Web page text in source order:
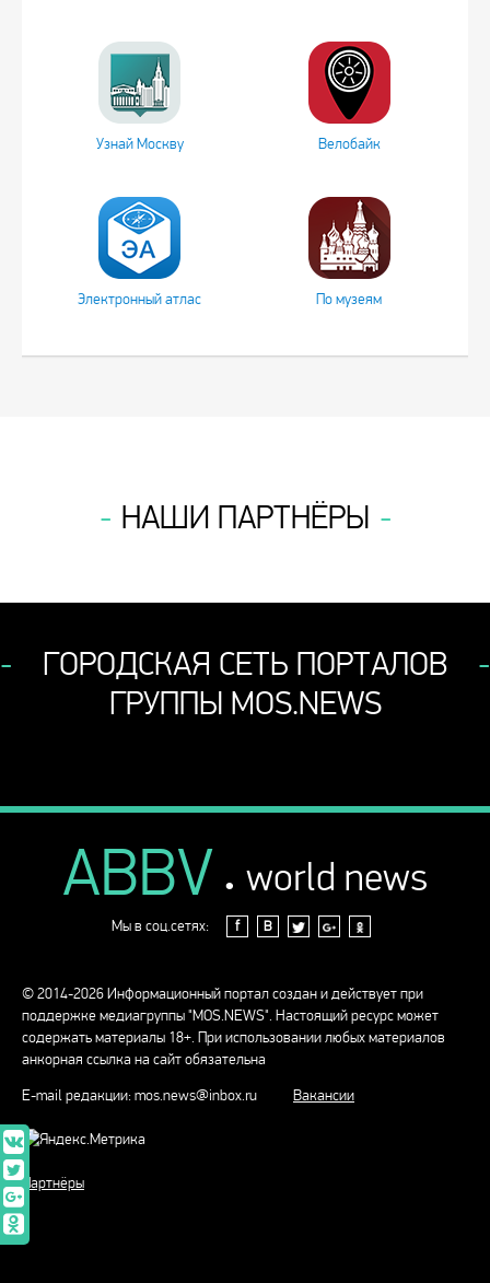
Узнай Москву Велобайк
Электронный атлас По музеям
НАШИ ПАРТНЁРЫ
ГОРОДСКАЯ СЕТЬ ПОРТАЛОВ
ГРУППЫ MOS.NEWS
ABBV . world news
Мы в соц.сетях: f В
© 2014-2026 Информационный портал создан и действует при
поддержке медиагруппы "MOS.NEWS". Настоящий ресурс может
содержать материалы 18+. При использовании любых материалов
анкорная ссылка на сайт обязательна
E-mail редакции:mos.news@inbox.ru Вакансии
Партнёры